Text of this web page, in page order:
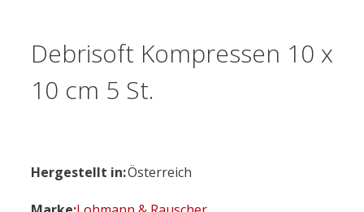
Debrisoft Kompressen 10 x
10 cm 5 St.
Hergestellt in:Österreich